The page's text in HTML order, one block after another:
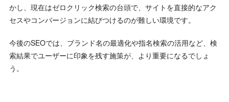
かし、現在はゼロクリック検索の台頭で、サイトを直接的なアク
セスやコンバージョンに結びつけるのが難しい環境です。
今後のSEOでは、ブランド名の最適化や指名検索の活用など、検
索結果でユーザーに印象を残す施策が、より重要になるでしょ
う。